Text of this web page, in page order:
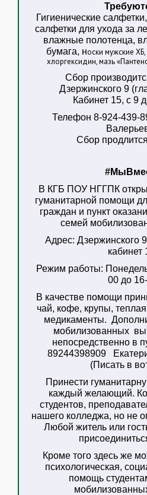
Гигиенические
салфетки для ухода за
влажные полотенца,
бумага, носки мужские
хлоргексидин, мазь
Сбор
Дзержинского 9
Кабинет 15, с 9
Телефон 8-924-439-
Сбор
В КГБ ПОУ НГГПК
гуманитарной помощи
граждан и пункт
семей
Адрес: Дзержинского
кабинет
Режим работы:
00 до
В качестве помощи
чай, кофе, крупы,
медикаменты.
мобилизованных вы
непосредственно в
89244398909
(Писать в
Принести
каждый желающий.
студентов,
нашего колледжа, но не
Любой житель или
Кроме того здесь же
психологическая,
помощь